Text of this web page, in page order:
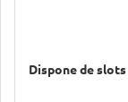
Dispone de slots